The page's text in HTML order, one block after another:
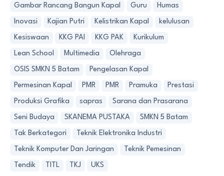
Gambar Rancang Bangun Kapal Guru Humas
Inovasi Kajian Putri Kelistrikan Kapal kelulusan
Kesiswaan KKG PAI KKG PAK Kurikulum
Lean School Multimedia Olehraga
OSIS SMKN 5 Batam Pengelasan Kapal
Permesinan Kapal PMR PMR Pramuka Prestasi
Produksi Grafika sapras Sarana dan Prasarana
Seni Budaya SKANEMA PUSTAKA SMKN 5 Batam
Tak Berkategori Teknik Elektronika Industri
Teknik Komputer Dan Jaringan Teknik Pemesinan
Tendik TITL TKJ UKS